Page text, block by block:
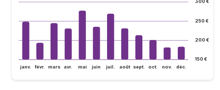
150 €
200 €
250 €
300 €
janv. févr. mars avr. mai juin juil. août sept. oct. nov. déc.